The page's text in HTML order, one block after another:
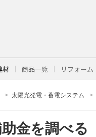
材 商品一覧 リフォーム
太陽光発電・蓄電システム
金を調べる